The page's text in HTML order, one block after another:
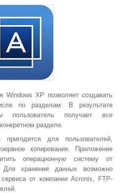
Windows XP позволяет создавать
по разделам. В результате
пользователь получает все
разделе.
для пользователей,
копирование. Приложение
операционную систему от
Для хранения данных возможно
сервиса от компании Acronis, FTP-